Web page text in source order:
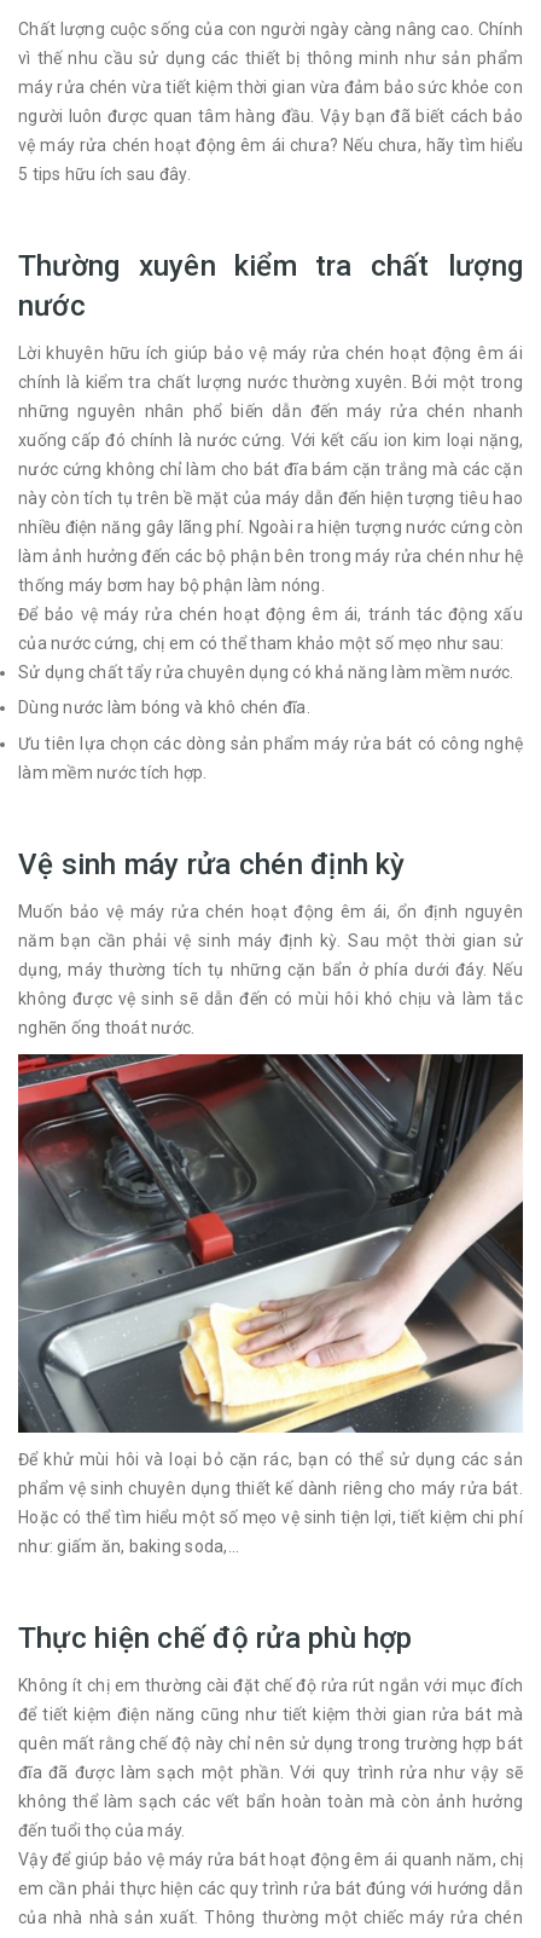
Chất lượng cuộc sống của con người ngày càng nâng cao. Chính
vì thế nhu cầu sử dụng các thiết bị thông minh như sản phẩm
máy rửa chén vừa tiết kiệm thời gian vừa đảm bảo sức khỏe con
người luôn được quan tâm hàng đầu. Vậy bạn đã biết cách bảo
vệ máy rửa chén hoạt động êm ái chưa? Nếu chưa, hãy tìm hiểu
5 tips hữu ích sau đây.
Thường xuyên kiểm tra chất lượng
nước
Lời khuyên hữu ích giúp bảo vệ máy rửa chén hoạt động êm ái
chính là kiểm tra chất lượng nước thường xuyên. Bởi một trong
những nguyên nhân phổ biến dẫn đến máy rửa chén nhanh
xuống cấp đó chính là nước cứng. Với kết cấu ion kim loại nặng,
nước cứng không chỉ làm cho bát đĩa bám cặn trắng mà các cặn
này còn tích tụ trên bề mặt của máy dẫn đến hiện tượng tiêu hao
nhiều điện năng gây lãng phí. Ngoài ra hiện tượng nước cứng còn
làm ảnh hưởng đến các bộ phận bên trong máy rửa chén như hệ
thống máy bơm hay bộ phận làm nóng.
Để bảo vệ máy rửa chén hoạt động êm ái, tránh tác động xấu
của nước cứng, chị em có thể tham khảo một số mẹo như sau:
Sử dụng chất tẩy rửa chuyên dụng có khả năng làm mềm nước.
Dùng nước làm bóng và khô chén đĩa.
Ưu tiên lựa chọn các dòng sản phẩm máy rửa bát có công nghệ
làm mềm nước tích hợp.
Vệ sinh máy rửa chén định kỳ
Muốn bảo vệ máy rửa chén hoạt động êm ái, ổn định nguyên
năm bạn cần phải vệ sinh máy định kỳ. Sau một thời gian sử
dụng, máy thường tích tụ những cặn bẩn ở phía dưới đáy. Nếu
không được vệ sinh sẽ dẫn đến có mùi hôi khó chịu và làm tắc
nghẽn ống thoát nước.
Để khử mùi hôi và loại bỏ cặn rác, bạn có thể sử dụng các sản
phẩm vệ sinh chuyên dụng thiết kế dành riêng cho máy rửa bát.
Hoặc có thể tìm hiểu một số mẹo vệ sinh tiện lợi, tiết kiệm chi phí
như: giấm ăn, baking soda,...
Thực hiện chế độ rửa phù hợp
Không ít chị em thường cài đặt chế độ rửa rút ngắn với mục đích
để tiết kiệm điện năng cũng như tiết kiệm thời gian rửa bát mà
quên mất rằng chế độ này chỉ nên sử dụng trong trường hợp bát
đĩa đã được làm sạch một phần. Với quy trình rửa như vậy sẽ
không thể làm sạch các vết bẩn hoàn toàn mà còn ảnh hưởng
đến tuổi thọ của máy.
Vậy để giúp bảo vệ máy rửa bát hoạt động êm ái quanh năm, chị
em cần phải thực hiện các quy trình rửa bát đúng với hướng dẫn
của nhà nhà sản xuất. Thông thường một chiếc máy rửa chén